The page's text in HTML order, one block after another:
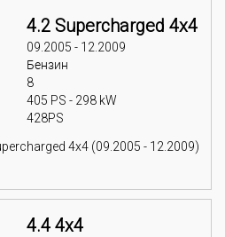
4.2 Supercharged 4x4
09.2005 - 12.2009
Бензин
8
405 PS - 298 kW
428PS
4x4 (09.2005 - 12.2009)
4.4 4x4